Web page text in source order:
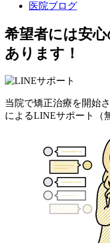
医院ブログ
希望者には安
あります！
当院で矯正治療を開始
によるLINEサポート （